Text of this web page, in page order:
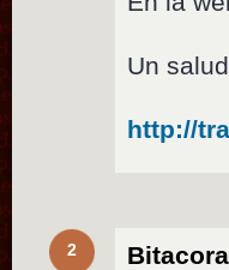
Un
http://
2